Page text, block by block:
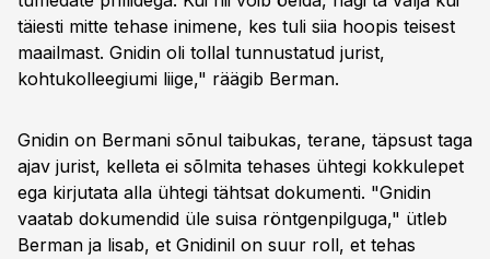
täiesti mitte tehase inimene, kes tuli siia hoopis teisest
maailmast. Gnidin oli tollal tunnustatud jurist,
kohtukolleegiumi liige," räägib Berman.
Gnidin on Bermani sõnul taibukas, terane, täpsust taga
ajav jurist, kelleta ei sõlmita tehases ühtegi kokkulepet
ega kirjutata alla ühtegi tähtsat dokumenti. "Gnidin
vaatab dokumendid üle suisa röntgenpilguga," ütleb
Berman ja lisab, et Gnidinil on suur roll, et tehas